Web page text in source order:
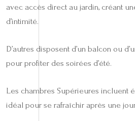
avec accès direct au jardin, créant
d’intimité.
D’autres disposent d’un balcon ou
pour profiter des soirées d’été.
Les chambres Supérieures incluent
idéal pour se rafraîchir après une